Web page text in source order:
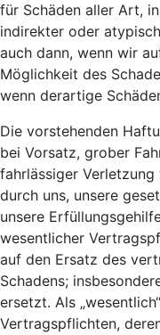
für Schäden aller Art,
indirekter oder
auch dann, wenn wir
Möglichkeit des
wenn derartige
Die vorstehenden
bei Vorsatz, grober
fahrlässiger
durch uns, unsere
unsere
wesentlicher
auf den Ersatz des
Schadens;
ersetzt. Als
Vertragspflichten,